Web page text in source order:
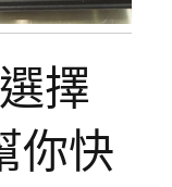
擇
你快